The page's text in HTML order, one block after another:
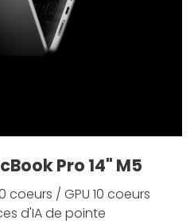
Pro 14" M5
coeurs / GPU 10 coeurs
d'IA de pointe